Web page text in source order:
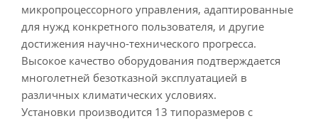
микропроцессорного управления, адаптированные
для нужд конкретного пользователя, и другие
достижения научно-технического прогресса.
Высокое качество оборудования подтверждается
многолетней безотказной эксплуатацией в
различных климатических условиях.
Установки производится 13 типоразмеров с